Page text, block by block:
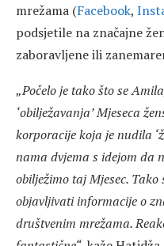
mrežama (Facebook,
podsjetile na značajne
zaboravljene ili
„Počelo je tako što se
‘obilježavanja’ Mjeseca
korporacije koja je nudila
nama dvjema s idejom da
obilježimo taj Mjesec.
objavljivati informacije o
društvenim mrežama.